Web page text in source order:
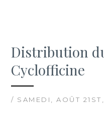
Distribution
Cyclofficine
/ SAMEDI, AOÛT